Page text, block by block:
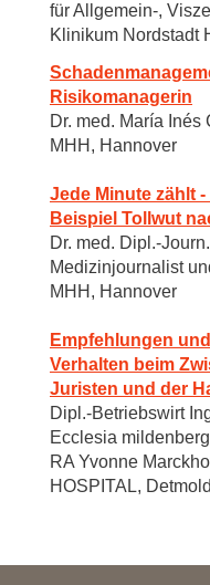
für Allgemein-,
Klinikum Nordstadt
Risikomanagerin
Dr. med. María
MHH, Hannover
Jede Minute zählt
Beispiel Tollwut
Dr. med. Dipl.-
Medizinjournalist
MHH, Hannover
Empfehlungen
Verhalten beim
Juristen und der
Dipl.-Betriebswirt
Ecclesia
RA Yvonne
HOSPITAL, Detmold